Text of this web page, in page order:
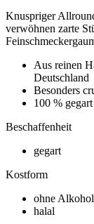
Knuspriger
verwöhnen zarte
Aus reinen
Deutschland
Besonders
100 %
Beschaffenheit
gegart
Kostform
ohne Alkohol
halal